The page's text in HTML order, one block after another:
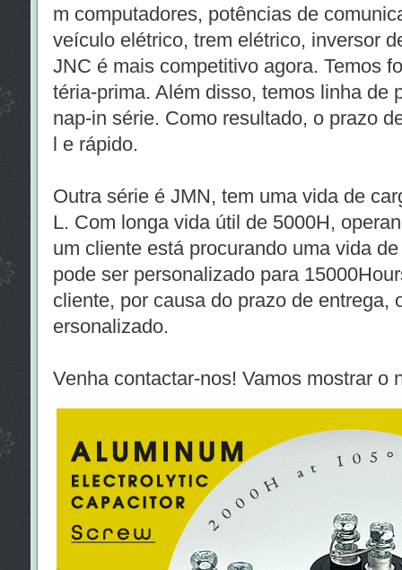
m computadores, potências de
veículo elétrico, trem elétrico, inversor
JNC é mais competitivo agora. Temos
téria-prima. Além disso, temos linha de
nap-in série. Como resultado, o prazo
l e rápido.
Outra série é JMN, tem uma vida de
L. Com longa vida útil de 5000H,
um cliente está procurando uma vida
pode ser personalizado para
cliente, por causa do prazo de entrega,
ersonalizado.
Venha contactar-nos! Vamos mostrar o